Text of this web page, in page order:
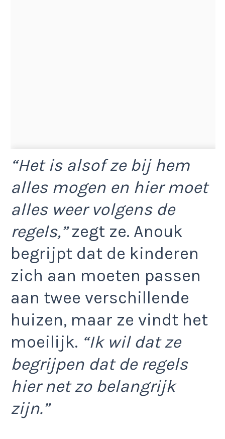
“Het is alsof ze bij hem
alles mogen en hier moet
alles weer volgens de
regels,”zegt ze. Anouk
begrijpt dat de kinderen
zich aan moeten passen
aan twee verschillende
huizen, maar ze vindt het
moeilijk. “Ik wil dat ze
begrijpen dat de regels
hier net zo belangrijk
zijn.”